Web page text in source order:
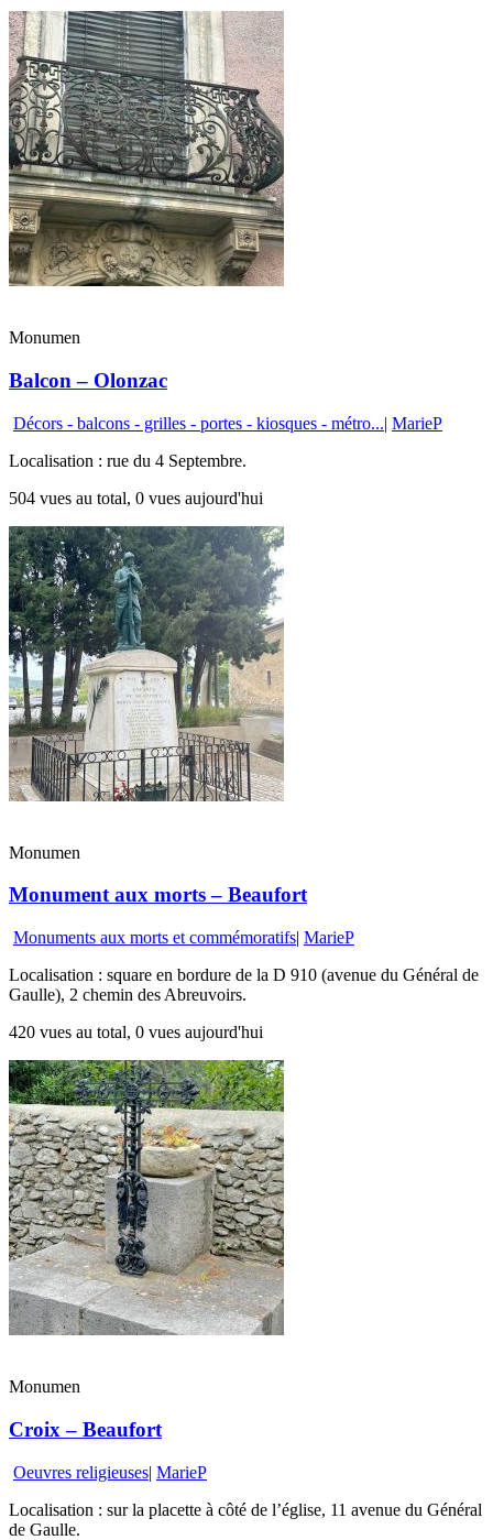
Monumen
Balcon – Olonzac
Décors - balcons - grilles - portes - kiosques - métro...| MarieP
Localisation : rue du 4 Septembre.
504 vues au total, 0 vues aujourd'hui
Monumen
Monument aux morts – Beaufort
Monuments aux morts et commémoratifs| MarieP
Localisation : square en bordure de la D 910 (avenue du Général de
Gaulle), 2 chemin des Abreuvoirs.
420 vues au total, 0 vues aujourd'hui
Monumen
Croix – Beaufort
Oeuvres religieuses| MarieP
Localisation : sur la placette à côté de l’église, 11 avenue du Général
de Gaulle.